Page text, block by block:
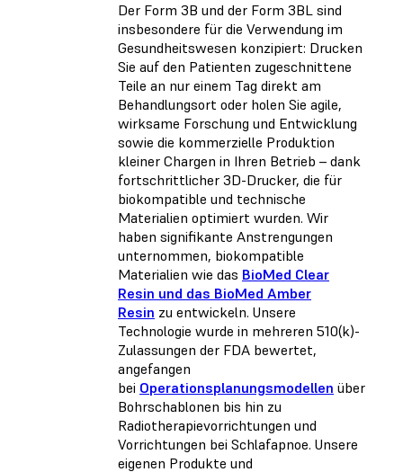
Der Form 3B und der Form 3BL sind
insbesondere für die Verwendung im
Gesundheitswesen konzipiert: Drucken
Sie auf den Patienten zugeschnittene
Teile an nur einem Tag direkt am
Behandlungsort oder holen Sie agile,
wirksame Forschung und Entwicklung
sowie die kommerzielle Produktion
kleiner Chargen in Ihren Betrieb – dank
fortschrittlicher 3D-Drucker, die für
biokompatible und technische
Materialien optimiert wurden. Wir
haben signifikante Anstrengungen
unternommen, biokompatible
Materialien wie das BioMed Clear
Resin und das BioMed Amber
Resin zu entwickeln. Unsere
Technologie wurde in mehreren 510(k)-
Zulassungen der FDA bewertet,
angefangen
bei Operationsplanungsmodellen über
Bohrschablonen bis hin zu
Radiotherapievorrichtungen und
Vorrichtungen bei Schlafapnoe. Unsere
eigenen Produkte und